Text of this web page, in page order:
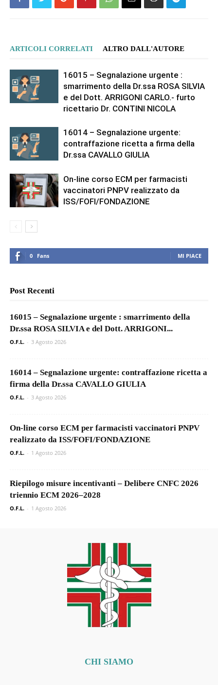
ARTICOLI CORRELATI ALTRO DALL'AUTORE
16015 – Segnalazione urgente :
smarrimento della Dr.ssa ROSA SILVIA
e del Dott. ARRIGONI CARLO.- furto
ricettario Dr. CONTINI NICOLA
16014 – Segnalazione urgente:
contraffazione ricetta a firma della
Dr.ssa CAVALLO GIULIA
On-line corso ECM per farmacisti
vaccinatori PNPV realizzato da
ISS/FOFI/FONDAZIONE
0 Fans MI PIACE
Post Recenti
16015 – Segnalazione urgente : smarrimento della
Dr.ssa ROSA SILVIA e del Dott. ARRIGONI...
O.F.L. - 3 Agosto 2026
16014 – Segnalazione urgente: contraffazione ricetta a
firma della Dr.ssa CAVALLO GIULIA
O.F.L. - 3 Agosto 2026
On-line corso ECM per farmacisti vaccinatori PNPV
realizzato da ISS/FOFI/FONDAZIONE
O.F.L. - 1 Agosto 2026
Riepilogo misure incentivanti – Delibere CNFC 2026
triennio ECM 2026–2028
O.F.L. - 1 Agosto 2026
CHI SIAMO